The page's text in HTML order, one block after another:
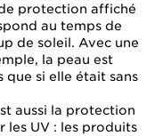
protection affiché
au temps de
de soleil. Avec une
la peau est
si elle était sans
aussi la protection
les UV : les produits